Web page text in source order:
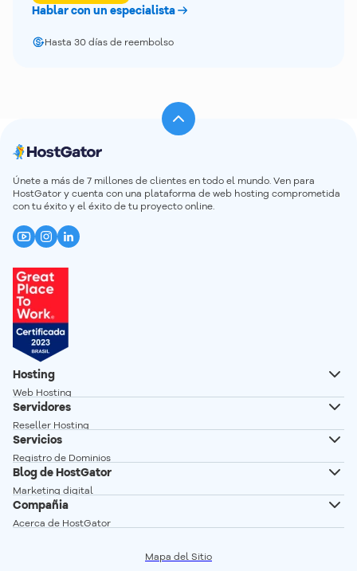
Hablar con un especialista
Hasta 30 días de reembolso
Únete a más de 7 millones de clientes en todo el mundo. Ven para
HostGator y cuenta con una plataforma de web hosting comprometida
con tu éxito y el éxito de tu proyecto online.
Hosting
Web Hosting
Hosting Wordpress
Creador de Sitios
Servidores
Reseller Hosting
Servidor VPS
Servidor VPS n8n autoalojado
Servidor Dedicado Linux
Servidor Dedicado Windows
Servicios
Registro de Dominios
Transferencia de Dominios
Correo profesional
Blog de HostGator
Marketing digital
Desarrollo Web
Compañia
Acerca de HostGator
Mapa del Sitio